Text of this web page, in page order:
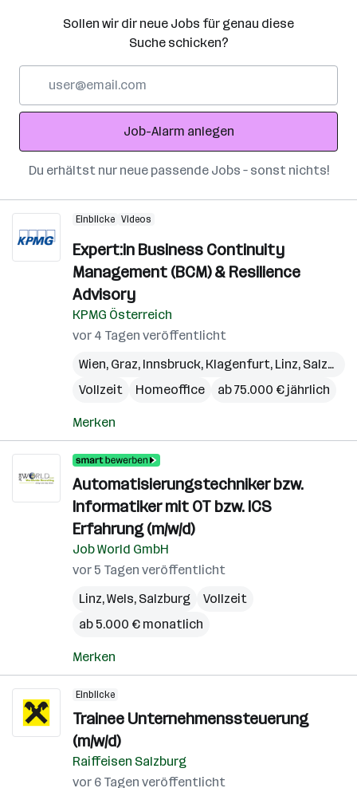
Sollen wir dir neue Jobs für genau diese
Suche schicken?
Adresse
Job-Alarm anlegen
Du erhältst nur neue passende Jobs – sonst nichts!
Einblicke Videos
Expert:in Business Continuity
Management (BCM) & Resilience
Advisory
KPMG Österreich
vor 4 Tagen veröffentlicht
Wien, Graz, Innsbruck, Klagenfurt, Linz, Salzburg
Vollzeit
Homeoffice ab 75.000 € jährlich
Merken
Automatisierungstechniker bzw.
Informatiker mit OT bzw. ICS
Erfahrung (m/w/d)
Job World GmbH
vor 5 Tagen veröffentlicht
Linz,Wels, Salzburg
Vollzeit
ab 5.000 € monatlich
Merken
Einblicke
Trainee Unternehmenssteuerung
(m/w/d)
Raiffeisen Salzburg
vor 6 Tagen veröffentlicht